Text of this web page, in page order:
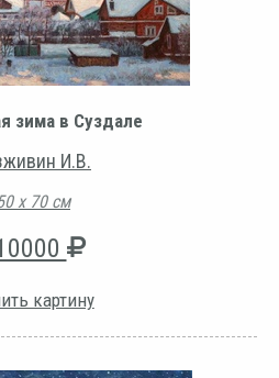
зима в Суздале
И.В.
х 70 см
картину